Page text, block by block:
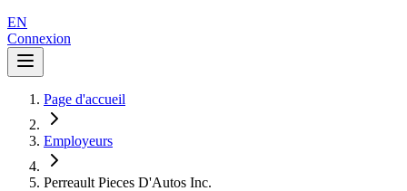
EN
Connexion
Page d'accueil
Employeurs
Perreault Pieces D'Autos Inc.